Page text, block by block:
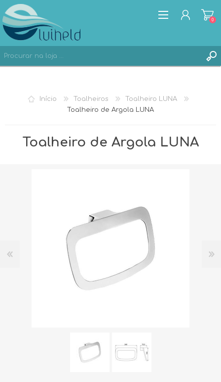
REGISTAR
0
Início Toalheiros
Toalheiro LUNA
Toalheiro de Argola LUNA
Toalheiro de Argola LUNA